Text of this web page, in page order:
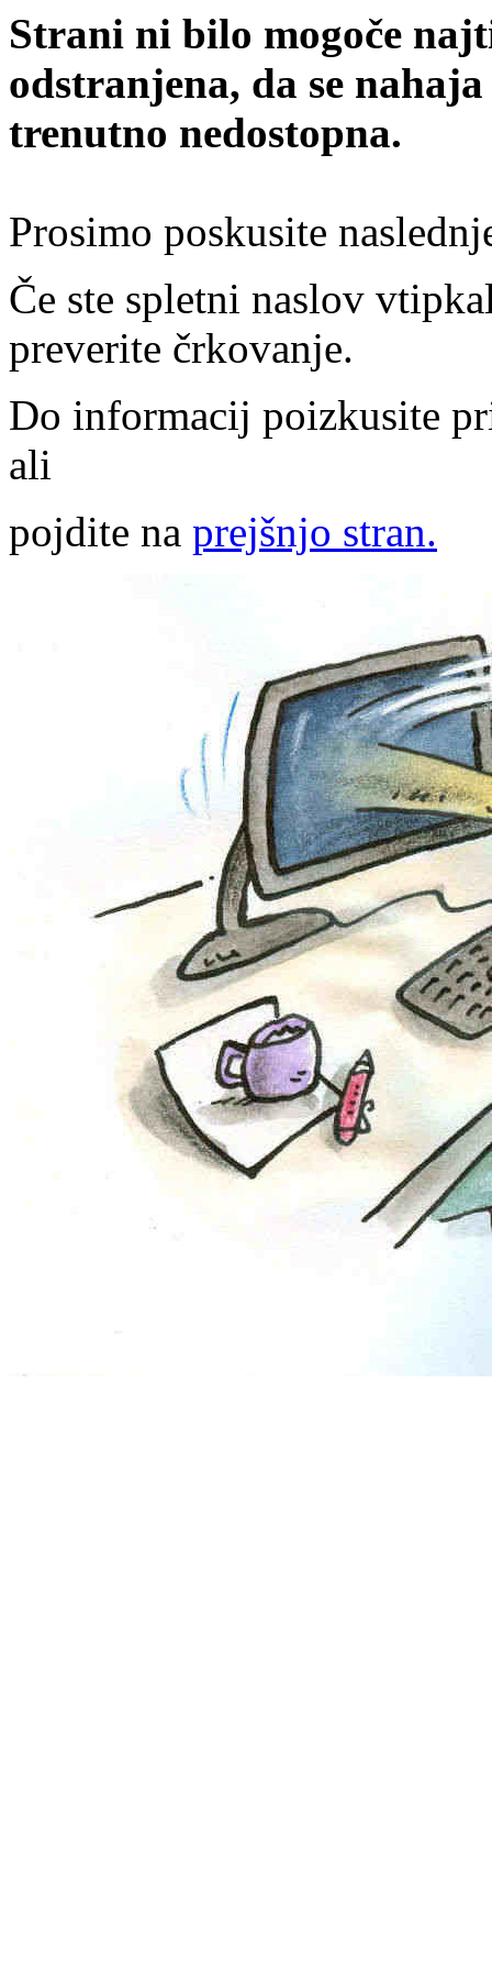
Strani ni bilo mogoče
odstranjena, da se
trenutno nedostopna.
Prosimo poskusite
Če ste spletni naslov
preverite črkovanje.
Do informacij poizkusite
ali
pojdite na prejšnjo stran.